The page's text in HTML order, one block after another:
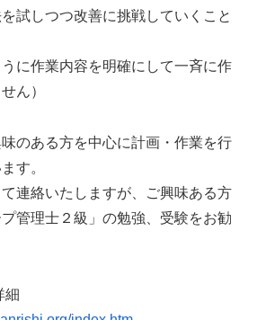
試しつつ改善に挑戦していくこと
うに作業内容を明確にして一斉に作
ん）
のある方を中心に計画・作業を行
す。
連絡いたしますが、ご興味ある方
管理士２級」の勉強、受験をお勧
細